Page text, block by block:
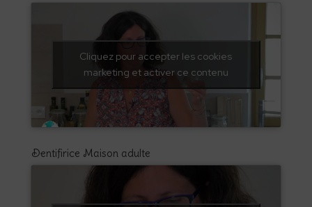
Cliquez pour accepter les cookies
marketing et activer ce contenu
Dentifirice Maison adulte